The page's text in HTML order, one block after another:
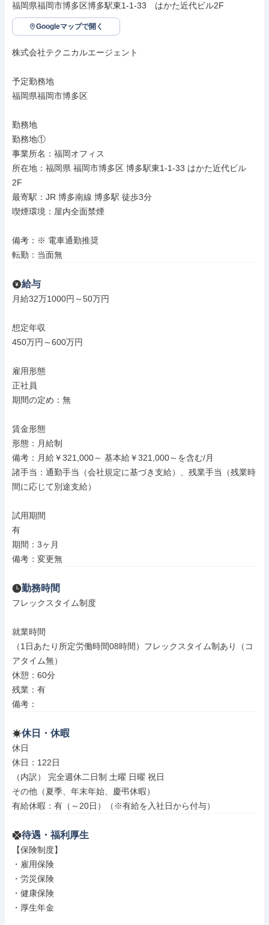
福岡県福岡市博多区博多駅東1-1-33　はかた近代ビル2F
Googleマップで開く
株式会社テクニカルエージェント
予定勤務地
福岡県福岡市博多区
勤務地
勤務地①
事業所名：福岡オフィス
所在地：福岡県 福岡市博多区 博多駅東1-1-33 はかた近代ビル
2F
最寄駅：JR 博多南線 博多駅 徒歩3分
喫煙環境：屋内全面禁煙
備考：※ 電車通勤推奨
転勤：当面無
給与
月給32万1000円～50万円
想定年収
450万円～600万円
雇用形態
正社員
期間の定め：無
賃金形態
形態：月給制
備考：月給￥321,000～ 基本給￥321,000～を含む/月
諸手当：通勤手当（会社規定に基づき支給）、残業手当（残業時
間に応じて別途支給）
試用期間
有
期間：3ヶ月
備考：変更無
勤務時間
フレックスタイム制度
就業時間
（1日あたり所定労働時間08時間）フレックスタイム制あり（コ
アタイム無）
休憩：60分
残業：有
備考：
休日・休暇
休日
休日：122日
（内訳） 完全週休二日制 土曜 日曜 祝日
その他（夏季、年末年始、慶弔休暇）
有給休暇：有（～20日）（※有給を入社日から付与）
待遇・福利厚生
【保険制度】
・雇用保険
・労災保険
・健康保険
・厚生年金